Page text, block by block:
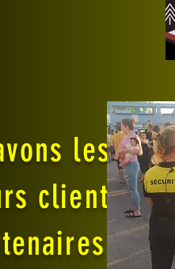
les
clients